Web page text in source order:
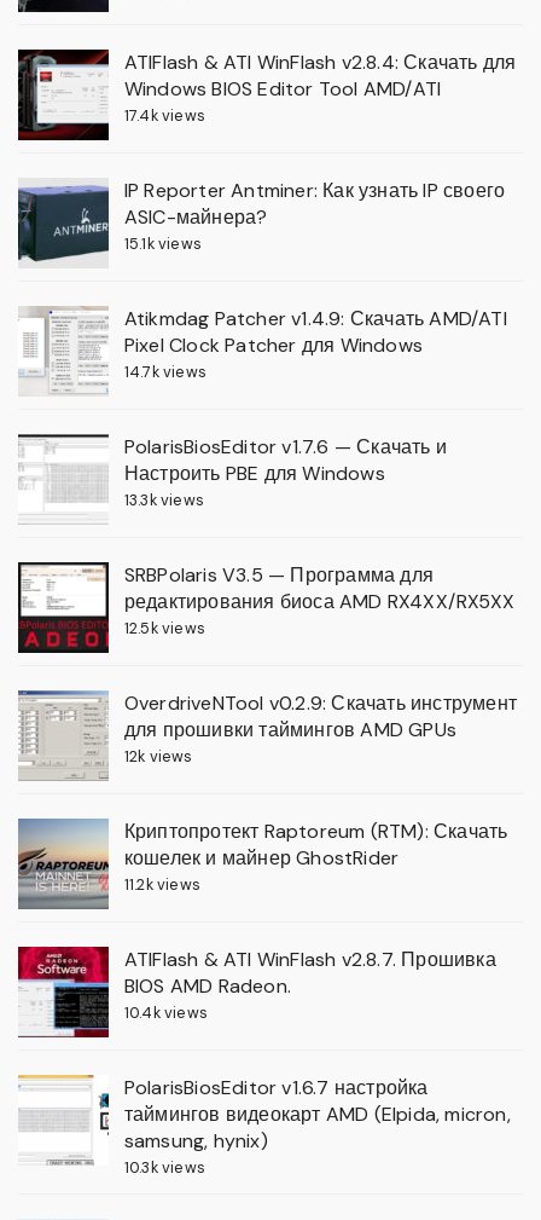
ATIFlash & ATI WinFlash v2.8.4: Скачать для
Windows BIOS Editor Tool AMD/ATI
17.4k views
IP Reporter Antminer: Как узнать IP своего
ASIC-майнера?
15.1k views
Atikmdag Patcher v1.4.9: Скачать AMD/ATI
Pixel Clock Patcher для Windows
14.7k views
PolarisBiosEditor v1.7.6 — Скачать и
Настроить PBE для Windows
13.3k views
SRBPolaris V3.5 — Программа для
редактирования биоса AMD RX4XX/RX5XX
12.5k views
OverdriveNTool v0.2.9: Скачать инструмент
для прошивки таймингов AMD GPUs
12k views
Криптопротект Raptoreum (RTM): Скачать
кошелек и майнер GhostRider
11.2k views
ATIFlash & ATI WinFlash v2.8.7. Прошивка
BIOS AMD Radeon.
10.4k views
PolarisBiosEditor v1.6.7 настройка
таймингов видеокарт AMD (Elpida, micron,
samsung, hynix)
10.3k views